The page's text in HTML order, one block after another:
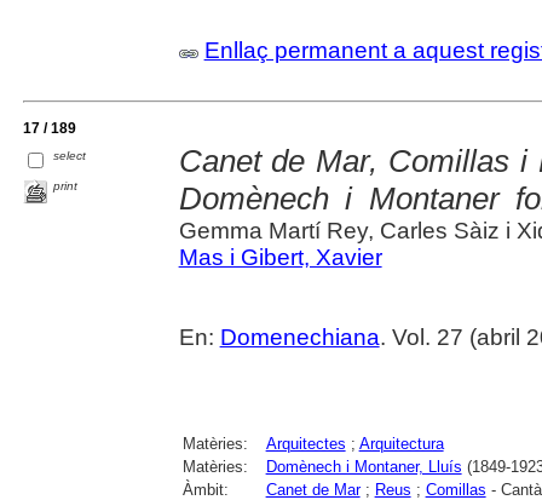
Enllaç permanent a aquest
17 / 189
select
print
Canet de Mar, Comillas
Domènech i Montaner
Gemma Martí Rey, Carles Sàiz i
Mas i Gibert, Xavier
En: Domenechiana. Vol. 27 (abril
Matèries: Arquitectes ; Arquitectura
Matèries:
Domènech i Montaner, Lluís (1849-
Àmbit:
Canet de Mar; Reus ; Comillas -